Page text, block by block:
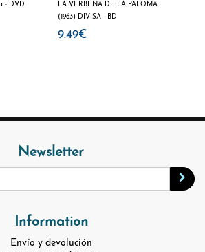
- DVD
LA VERBENA DE LA PALOMA
(1963) DIVISA - BD
9.49€
Newsletter
Information
Envío y devolución